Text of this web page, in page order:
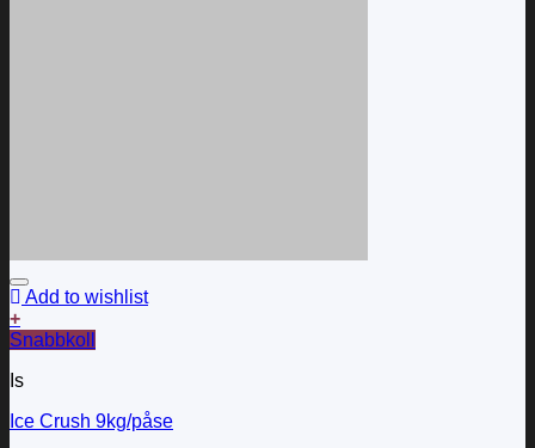
Add to wishlist
+
Snabbkoll
Is
Ice Crush 9kg/påse